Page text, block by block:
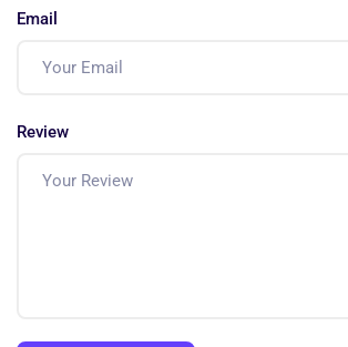
Email
Review